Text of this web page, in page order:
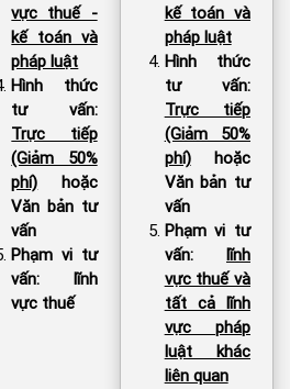
vực thuế -
kế toán và
pháp luật
Hình thức
tư vấn:
Trực tiếp
(Giảm 50%
phí) hoặc
Văn bản tư
vấn
Phạm vi tư
vấn: lĩnh
vực thuế
kế toán và
pháp luật
Hình thức
tư vấn:
Trực tiếp
(Giảm 50%
phí)hoặc
Văn bản tư
vấn
Phạm vi tư
vấn: lĩnh
vực thuế và
tất cả lĩnh
vực pháp
luật khác
liên quan